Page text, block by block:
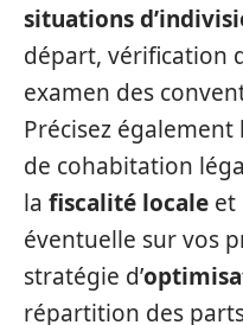
situations
départ, vérification
examen des
Précisez également
de cohabitation
la fiscalité locale et
éventuelle sur vos
stratégie d’
répartition des